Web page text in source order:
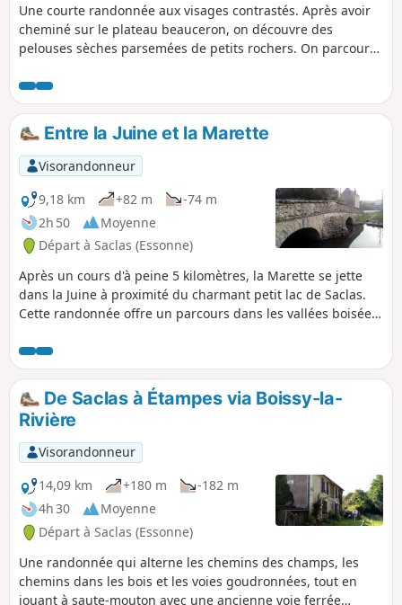
Une courte randonnée aux visages contrastés. Après avoir
cheminé sur le plateau beauceron, on découvre des
pelouses sèches parsemées de petits rochers. On parcourt
Entre la Juine et la Marette
Visorandonneur
9,18 km
+82 m
-74 m
2h 50
Moyenne
Départ à Saclas (Essonne)
Après un cours d'à peine 5 kilomètres, la Marette se jette
dans la Juine à proximité du charmant petit lac de Saclas.
Cette randonnée offre un parcours dans les vallées boisées
domine.
De Saclas à Étampes via Boissy-la-
Rivière
Visorandonneur
14,09 km
+180 m
-182 m
4h 30
Moyenne
Départ à Saclas (Essonne)
Une randonnée qui alterne les chemins des champs, les
chemins dans les bois et les voies goudronnées, tout en
jouant à saute-mouton avec une ancienne voie ferrée